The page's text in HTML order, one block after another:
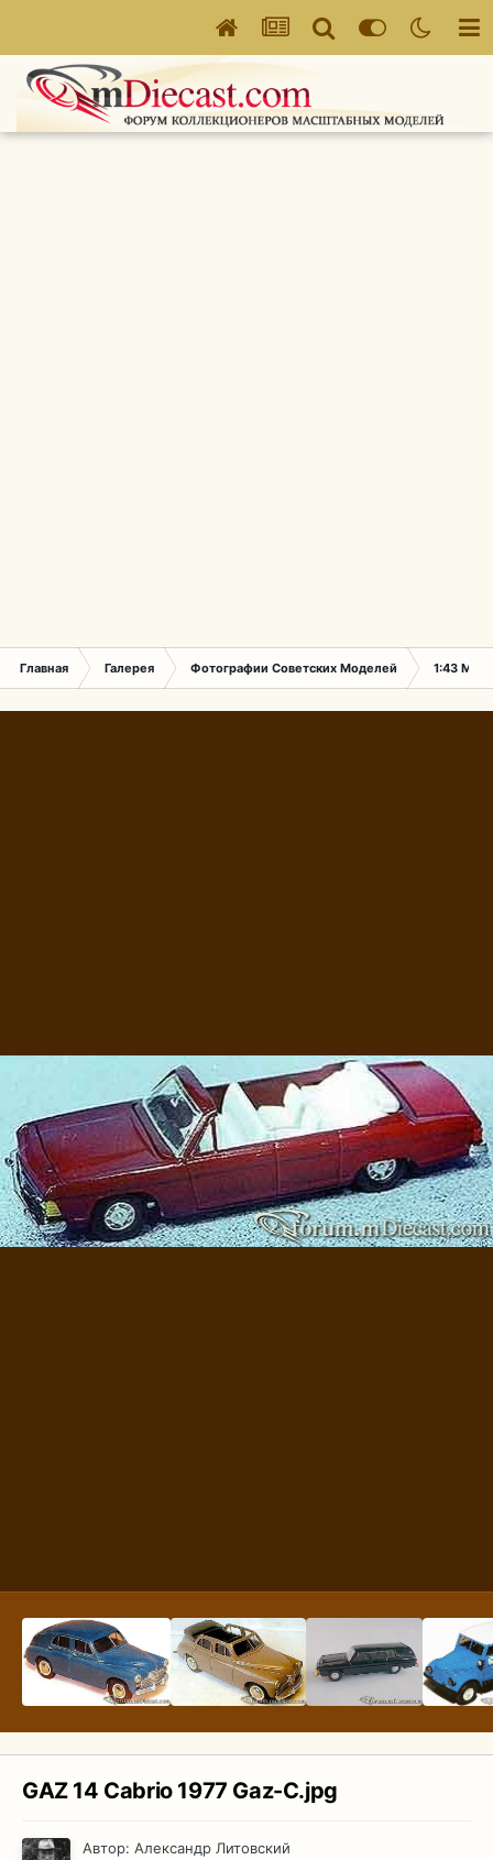
Главная Галерея Фотографии Советских Моделей 1:43
GAZ 14 Cabrio 1977 Gaz-C.jpg
Автор: Александр Литовский